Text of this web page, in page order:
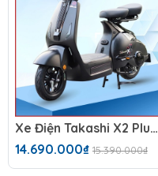
Xe Điện Takashi X2 Plus (60V-23Ah)
14.690.000₫ 15.390.000₫